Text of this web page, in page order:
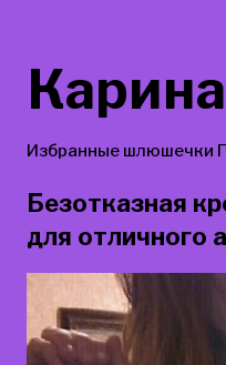
Карина
Избранные шлюшечки
Безотказная
для отличного